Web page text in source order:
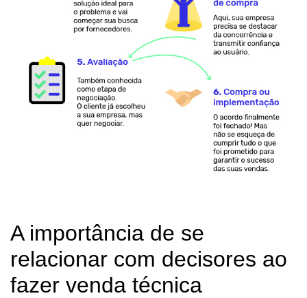
A importância de se
relacionar com decisores ao
fazer venda técnica